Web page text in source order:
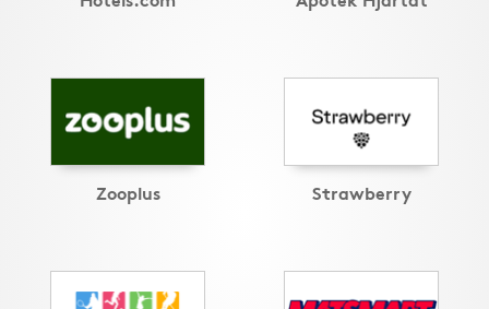
Zooplus Strawberry